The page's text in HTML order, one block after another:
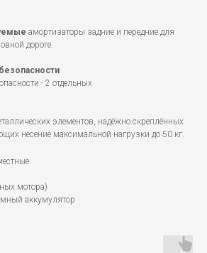
амортизаторы задние и передние для
дороге.
- 2 отдельных
элементов, надёжно скреплённых
несение максимальной нагрузки до 50 кг.
мотора)
аккумулятор